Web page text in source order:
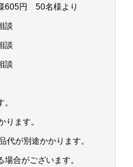
605円 50名様より
談
談
談
ます。
が別途かかります。
合がございます。